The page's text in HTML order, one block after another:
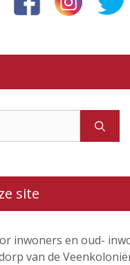
site
inwoners en oud-
van de